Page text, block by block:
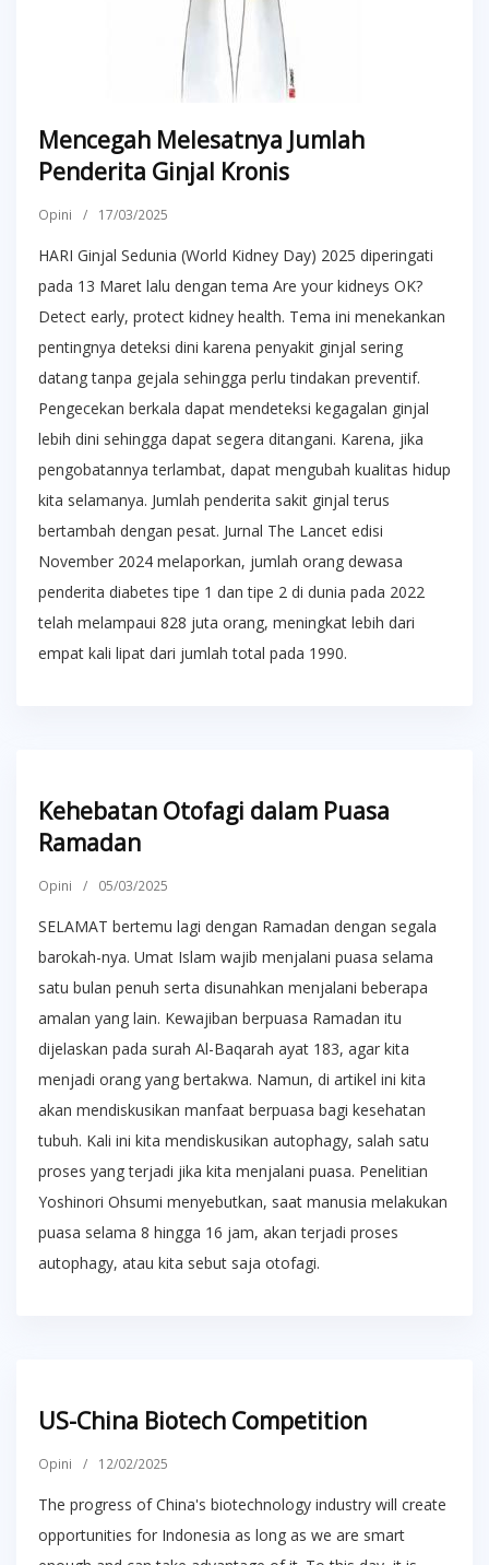
Mencegah Melesatnya Jumlah
Penderita Ginjal Kronis
Opini / 17/03/2025
HARI Ginjal Sedunia (World Kidney Day) 2025 diperingati
pada 13 Maret lalu dengan tema Are your kidneys OK?
Detect early, protect kidney health. Tema ini menekankan
pentingnya deteksi dini karena penyakit ginjal sering
datang tanpa gejala sehingga perlu tindakan preventif.
Pengecekan berkala dapat mendeteksi kegagalan ginjal
lebih dini sehingga dapat segera ditangani. Karena, jika
pengobatannya terlambat, dapat mengubah kualitas hidup
kita selamanya. Jumlah penderita sakit ginjal terus
bertambah dengan pesat. Jurnal The Lancet edisi
November 2024 melaporkan, jumlah orang dewasa
penderita diabetes tipe 1 dan tipe 2 di dunia pada 2022
telah melampaui 828 juta orang, meningkat lebih dari
empat kali lipat dari jumlah total pada 1990.
Kehebatan Otofagi dalam Puasa
Ramadan
Opini / 05/03/2025
SELAMAT bertemu lagi dengan Ramadan dengan segala
barokah-nya. Umat Islam wajib menjalani puasa selama
satu bulan penuh serta disunahkan menjalani beberapa
amalan yang lain. Kewajiban berpuasa Ramadan itu
dijelaskan pada surah Al-Baqarah ayat 183, agar kita
menjadi orang yang bertakwa. Namun, di artikel ini kita
akan mendiskusikan manfaat berpuasa bagi kesehatan
tubuh. Kali ini kita mendiskusikan autophagy, salah satu
proses yang terjadi jika kita menjalani puasa. Penelitian
Yoshinori Ohsumi menyebutkan, saat manusia melakukan
puasa selama 8 hingga 16 jam, akan terjadi proses
autophagy, atau kita sebut saja otofagi.
US-China Biotech Competition
Opini / 12/02/2025
The progress of China's biotechnology industry will create
opportunities for Indonesia as long as we are smart